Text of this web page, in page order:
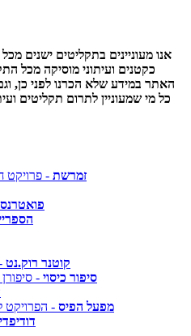
אנו מעוניינים בתקליטים ישנים מכל
כקטנים ועיתוני מוסיקה מכל
האתר במידע שלא הכרנו לפני כן,
כל מי שמעוניין לתרום תקליטים
זמרשת - פרויקט
פואטרנס
קוטנר רוק.נט
סיפור כיסוי -
מפעל הפיס - הפרויקט